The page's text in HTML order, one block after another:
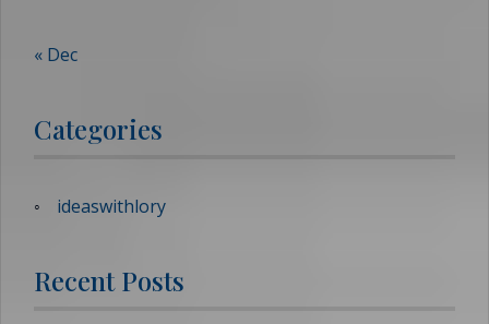
« Dec
Categories
ideaswithlory
Recent Posts